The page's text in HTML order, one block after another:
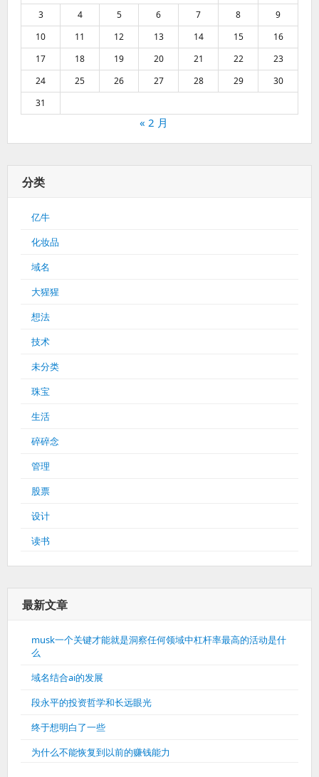
3
4 5 6 7 8
9
10
11 12 13 14 15
16
17
18 19 20 21 22
23
24
25 26 27 28 29
30
31
« 2 月
分类
亿牛
化妆品
域名
大猩猩
想法
技术
未分类
珠宝
生活
碎碎念
管理
股票
设计
读书
最新文章
musk一个关键才能就是洞察任何领域中杠杆率最高的活动是什
么
域名结合ai的发展
段永平的投资哲学和长远眼光
终于想明白了一些
为什么不能恢复到以前的赚钱能力